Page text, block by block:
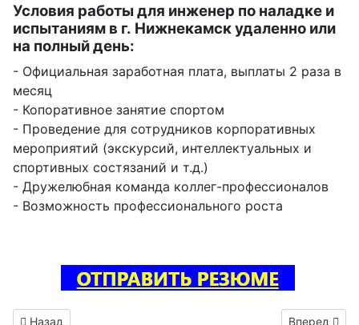
Условия работы для инженер по наладке и
испытаниям в г. Нижнекамск удаленно или
на полный день:
- Официальная заработная плата, выплаты 2 раза в
месяц
- Копоративное занятие спортом
- Проведение для сотрудников корпоративных
мероприятий (экскурсий, интеллектуальных и
спортивных состязаний и т.д.)
- Дружелюбная команда коллег-профессионалов
- Возможность профессионального роста
Предыдущий: Инженер электроник вакансия Аксай
Назад Следующий:
Вперед